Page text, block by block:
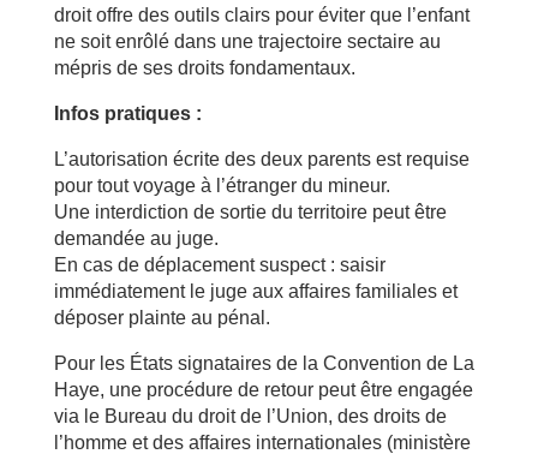
droit offre des outils clairs pour éviter que l’enfant
ne soit enrôlé dans une trajectoire sectaire au
mépris de ses droits fondamentaux.
Infos pratiques :
L’autorisation écrite des deux parents est requise
pour tout voyage à l’étranger du mineur.
Une interdiction de sortie du territoire peut être
demandée au juge.
En cas de déplacement suspect : saisir
immédiatement le juge aux affaires familiales et
déposer plainte au pénal.
Pour les États signataires de la Convention de La
Haye, une procédure de retour peut être engagée
via le Bureau du droit de l’Union, des droits de
l’homme et des affaires internationales (ministère